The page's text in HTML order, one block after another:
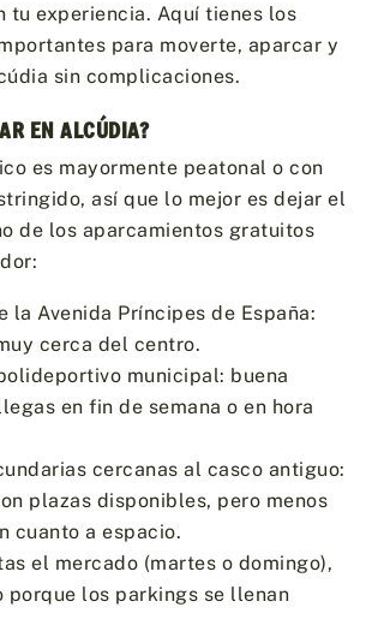
tu experiencia. Aquí tienes los
para moverte, aparcar y
sin complicaciones.
EN ALCÚDIA?
es mayormente peatonal o con
así que lo mejor es dejar el
de los aparcamientos gratuitos
la Avenida Príncipes de España:
cerca del centro.
municipal: buena
en fin de semana o en hora
cercanas al casco antiguo:
plazas disponibles, pero menos
cuanto a espacio.
el mercado (martes o domingo),
porque los parkings se llenan